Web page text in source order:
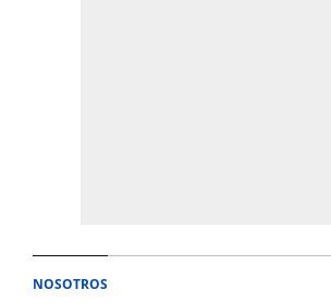
NOSOTROS